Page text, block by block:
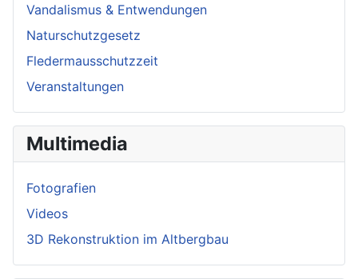
Vandalismus & Entwendungen
Naturschutzgesetz
Fledermausschutzzeit
Veranstaltungen
Multimedia
Fotografien
Videos
3D Rekonstruktion im Altbergbau